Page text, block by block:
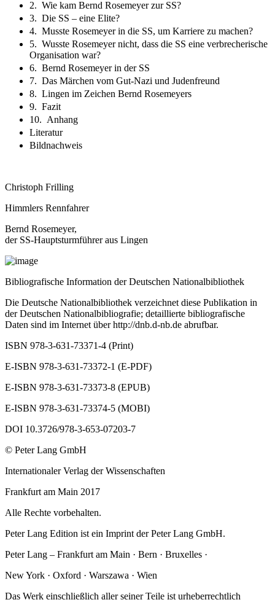
2. Wie kam Bernd Rosemeyer zur SS?
3. Die SS – eine Elite?
4. Musste Rosemeyer in die SS, um Karriere zu machen?
5. Wusste Rosemeyer nicht, dass die SS eine verbrecherische
Organisation war?
6. Bernd Rosemeyer in der SS
7. Das Märchen vom Gut-Nazi und Judenfreund
8. Lingen im Zeichen Bernd Rosemeyers
9. Fazit
10. Anhang
Literatur
Bildnachweis
Christoph Frilling
Himmlers Rennfahrer
Bernd Rosemeyer,
der SS-Hauptsturmführer aus Lingen
Bibliografische Information der Deutschen Nationalbibliothek
Die Deutsche Nationalbibliothek verzeichnet diese Publikation in
der Deutschen Nationalbibliografie; detaillierte bibliografische
Daten sind im Internet überhttp://dnb.d-nb.de abrufbar.
ISBN 978-3-631-73371-4 (Print)
E-ISBN 978-3-631-73372-1 (E-PDF)
E-ISBN 978-3-631-73373-8 (EPUB)
E-ISBN 978-3-631-73374-5 (MOBI)
DOI 10.3726/978-3-653-07203-7
© Peter Lang GmbH
Internationaler Verlag der Wissenschaften
Frankfurt am Main 2017
Alle Rechte vorbehalten.
Peter Lang Edition ist ein Imprint der Peter Lang GmbH.
Peter Lang – Frankfurt am Main · Bern · Bruxelles ·
New York · Oxford · Warszawa · Wien
Das Werk einschließlich aller seiner Teile ist urheberrechtlich